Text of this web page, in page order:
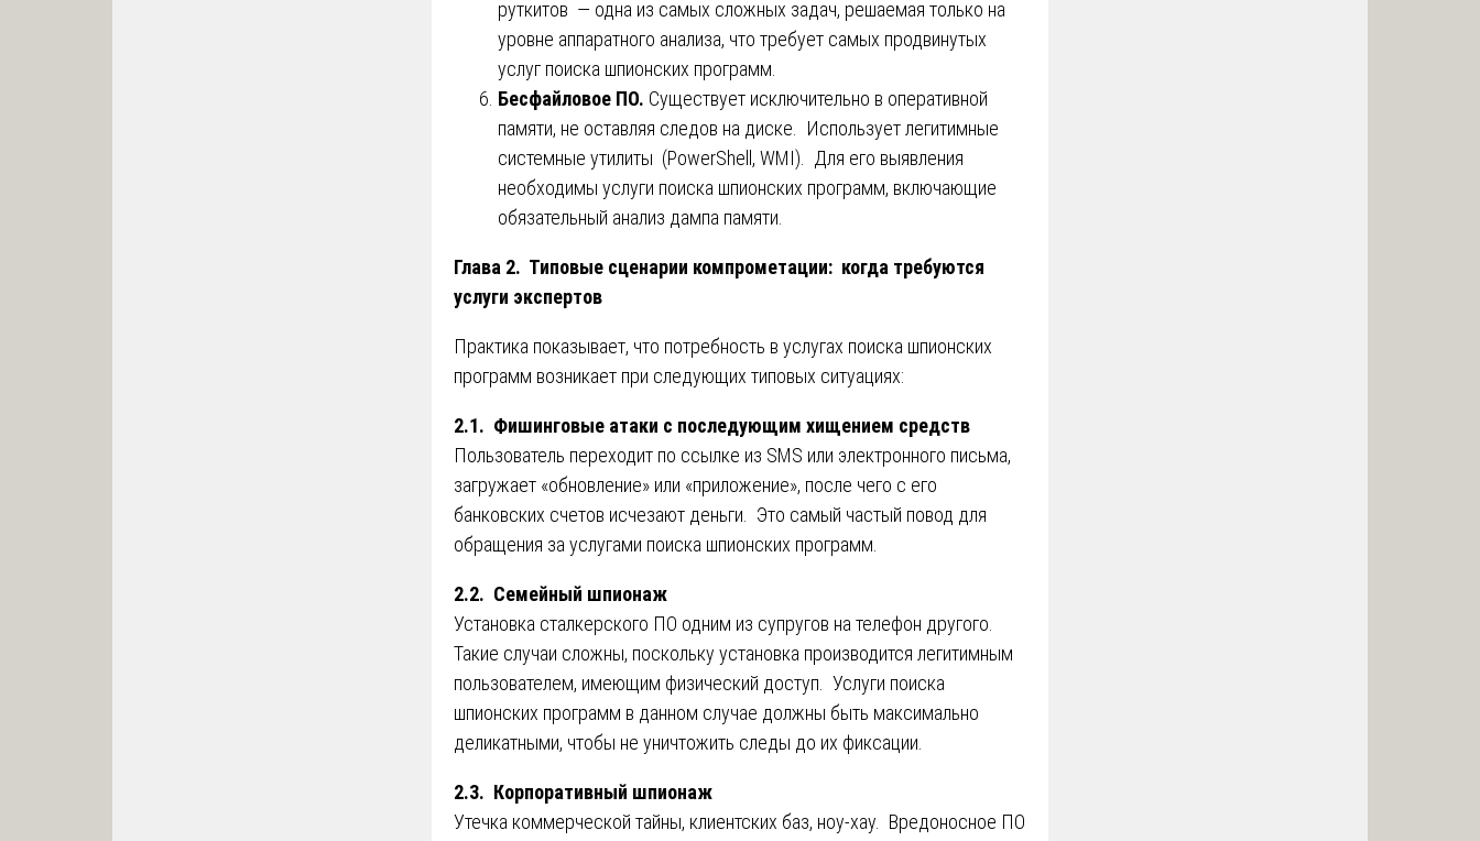
руткитов — одна из самых сложных задач, решаемая только на
уровне аппаратного анализа, что требует самых продвинутых
услуг поиска шпионских программ.
Бесфайловое ПО. Существует исключительно в оперативной
памяти, не оставляя следов на диске. Использует легитимные
системные утилиты (PowerShell, WMI). Для его выявления
необходимы услуги поиска шпионских программ, включающие
обязательный анализ дампа памяти.
Глава 2. Типовые сценарии компрометации: когда требуются
услуги экспертов
Практика показывает, что потребность в услугах поиска шпионских
программ возникает при следующих типовых ситуациях:
2.1. Фишинговые атаки с последующим хищением средств
Пользователь переходит по ссылке из SMS или электронного письма,
загружает «обновление» или «приложение», после чего с его
банковских счетов исчезают деньги. Это самый частый повод для
обращения за услугами поиска шпионских программ.
2.2. Семейный шпионаж
Установка сталкерского ПО одним из супругов на телефон другого.
Такие случаи сложны, поскольку установка производится легитимным
пользователем, имеющим физический доступ. Услуги поиска
шпионских программ в данном случае должны быть максимально
деликатными, чтобы не уничтожить следы до их фиксации.
2.3. Корпоративный шпионаж
Утечка коммерческой тайны, клиентских баз, ноу-хау. Вредоносное ПО